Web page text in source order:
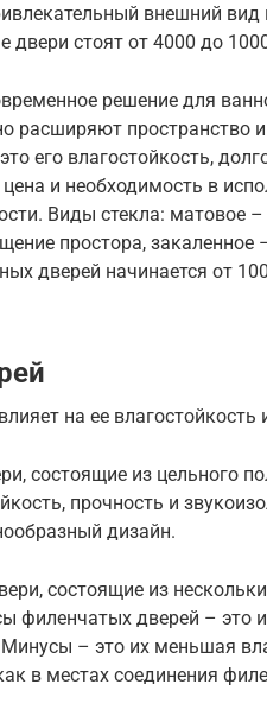
внешний
стоят от 4000 до
решение для
расширяют пространство
его влагостойкость,
и необходимость в
Виды стекла: матовое
простора,
дверей начинается от
на ее
состоящие из цельного
прочность и
дизайн.
состоящие из
дверей – это
– это их меньшая
в местах соединения